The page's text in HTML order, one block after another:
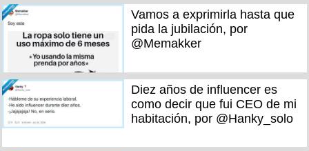
Vamos a exprimirla hasta que
pida la jubilación, por
@Memakker
Diez años de influencer es
como decir que fui CEO de mi
habitación, por @Hanky_solo